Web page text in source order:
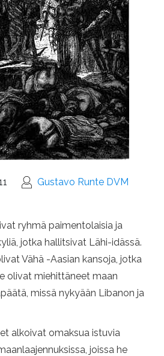
Gustavo Runte DVM
ryhmä paimentolaisia ​​ja
jotka hallitsivat Lähi-idässä.
Vähä -Aasian kansoja, jotka
olivat miehittäneet maan
missä nykyään Libanon ja
alkoivat omaksua istuvia
joissa he